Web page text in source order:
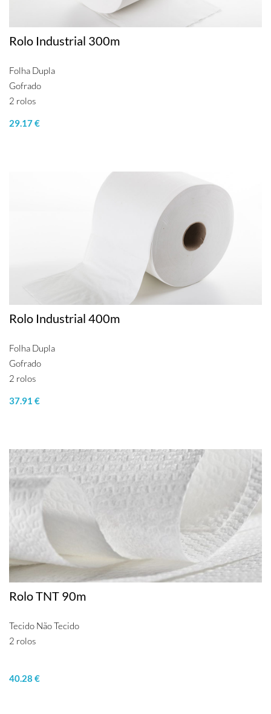
Rolo Industrial 300m
Folha Dupla
Gofrado
2 rolos
29.17 €
Rolo Industrial 400m
Folha Dupla
Gofrado
2 rolos
37.91 €
Rolo TNT 90m
Tecido Não Tecido
2 rolos
40.28 €